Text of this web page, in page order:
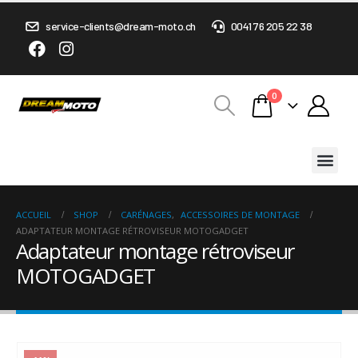
service-clients@dream-moto.ch 0041 76 205 22 38
0
ACCUEIL SHOP CARÉNAGES, ACCESSOIRES DE MONTAGE
ADAPTATEUR MONTAGE RÉTROVISEUR MOTOGADGET
Adaptateur montage rétroviseur
MOTOGADGET